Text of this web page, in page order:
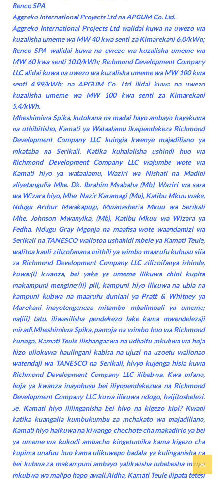
Renco SPA,
Aggreko International Projects Ltd na APGUM Co. Ltd.
Aggreko International Projects Ltd walidai kuwa na uwezo wa
kuzalisha umeme wa MW 40 kwa senti za Kimarekani 6.0/kWh;
Renco SPA walidai kuwa na uwezo wa kuzalisha umeme wa
MW 60 kwa senti 10.0/kWh; Richmond Development Company
LLC alidai kuwa na uwezo wa kuzalisha umeme wa MW 100 kwa
senti 4.99/kWh; na APGUM Co. Ltd ilidai kuwa na uwezo
kuzalisha umeme wa MW 100 kwa senti za Kimarekani
5.4/kWh.
Mheshimiwa Spika, kutokana na madai hayo ambayo hayakuwa
na uthibitisho, Kamati ya Wataalamu ikaipendekeza Richmond
Development Company LLC kuingia kwenye majadiliano ya
mkataba na Serikali. Katika kuhalalisha ushindi huo wa
Richmond Development Company LLC wajumbe wote wa
Kamati hiyo ya wataalamu, Waziri wa Nishati na Madini
aliyetangulia Mhe. Dk. Ibrahim Msabaha (Mb), Waziri wa sasa
wa Wizara hiyo, Mhe. Nazir Karamagi (Mb), Katibu Mkuu wake,
Ndugu Arthur Mwakapugi, Mwanasheria Mkuu wa Serikali
Mhe. Johnson Mwanyika, (Mb), Katibu Mkuu wa Wizara ya
Fedha, Ndugu Gray Mgonja na maafisa wote waandamizi wa
Serikali na TANESCO waliotoa ushahidi mbele ya Kamati Teule,
walitoa kauli zilizofanana mithili ya wimbo maarufu kuhusu sifa
za Richmond Development Company LLC zilizoifanya ishinde,
kuwa:(i) kwanza, bei yake ya umeme ilikuwa chini kupita
makampuni mengine;(ii) pili, kampuni hiyo ilikuwa na ubia na
kampuni kubwa na maarufu duniani ya Pratt & Whitney ya
Marekani inayotengeneza mitambo mbalimbali ya umeme;
na(iii) tatu, iliwasilisha pendekezo lake kama mwendelezaji
miradi.Mheshimiwa Spika, pamoja na wimbo huo wa Richmond
kunoga, Kamati Teule ilishangazwa na udhaifu mkubwa wa hoja
hizo uliokuwa haulingani kabisa na ujuzi na uzoefu walionao
watendaji wa TANESCO na Serikali, hivyo kujenga hisia kuwa
Richmond Development Company LLC ilibebwa. Kwa mfano,
hoja ya kwanza inayohusu bei iliyopendekezwa na Richmond
Development Company LLC kuwa ilikuwa ndogo, haijitoshelezi.
Je, Kamati hiyo ililinganisha bei hiyo na kigezo kipi? Kwani
katika kuangalia kumbukumbu za mchakato wa majadiliano,
Kamati hiyo haikuwa na kiwango chochote cha makadirio ya bei
ya umeme wa kukodi ambacho kingetumika kama kigezo cha
kupima unafuu huo kama ulikuwepo badala ya kulinganisha na
bei kubwa za makampuni ambayo yalikwisha tubebesha mzigo
mkubwa wa malipo hapo awali.Aidha, Kamati Teule ilipata tetesi